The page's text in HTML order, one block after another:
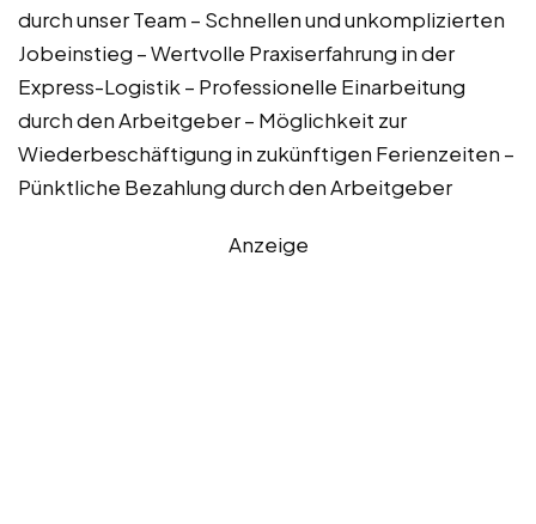
durch unser Team – Schnellen und unkomplizierten
Jobeinstieg – Wertvolle Praxiserfahrung in der
Express-Logistik – Professionelle Einarbeitung
durch den Arbeitgeber – Möglichkeit zur
Wiederbeschäftigung in zukünftigen Ferienzeiten –
Pünktliche Bezahlung durch den Arbeitgeber
Anzeige